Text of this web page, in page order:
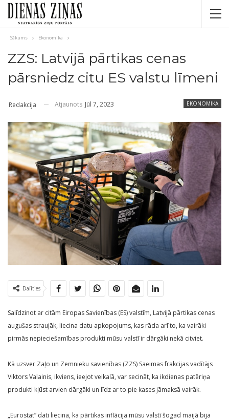
Sākums Ekonomika
ZZS: Latvijā pārtikas cenas
pārsniedz citu ES valstu līmeni
EKONOMIKA
Redakcija Atjaunots Jūl 7, 2023
Dalīties
Salīdzinot ar citām Eiropas Savienības (ES) valstīm, Latvijā pārtikas cenas
augušas straujāk, liecina datu apkopojums, kas rāda arī to, ka vairāki
pirmās nepieciešamības produkti mūsu valstī ir dārgāki nekā citviet.
Kā uzsver Zaļo un Zemnieku savienības (ZZS) Saeimas frakcijas vadītājs
Viktors Valainis, ikviens, ieejot veikalā, var secināt, ka ikdienas patēriņa
produkti kļūst arvien dārgāki un līdz ar to pie kases jāmaksā vairāk.
„Eurostat” dati liecina, ka pārtikas inflācija mūsu valstī šogad maijā bija